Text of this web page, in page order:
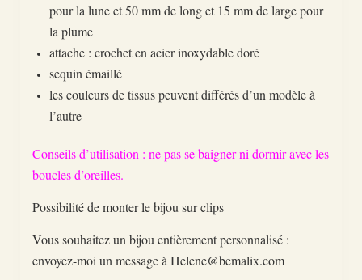
pour la lune et 50 mm de long et 15 mm de large pour
la plume
attache : crochet en acier inoxydable doré
sequin émaillé
les couleurs de tissus peuvent différés d’un modèle à
l’autre
Conseils d’utilisation : ne pas se baigner ni dormir avec les
boucles d’oreilles.
Possibilité de monter le bijou sur clips
Vous souhaitez un bijou entièrement personnalisé :
envoyez-moi un message à Helene@bemalix.com